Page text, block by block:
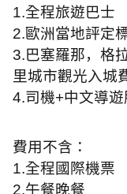
1.全程旅遊巴士
2.歐洲當地評定
3.巴塞羅那，格
里城市觀光入城
4.司機+中文導遊
費用不含：
1.全程國際機票
2.午餐晚餐